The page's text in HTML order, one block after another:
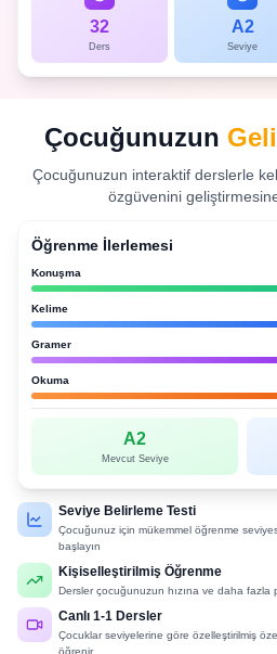
32
Ders
A2
Seviye
Çocuğunuzun
Çocuğunuzun interaktif derslerle
özgüvenini
Öğrenme İlerlemesi
Konuşma
Kelime
Gramer
Okuma
A2
Mevcut Seviye
Seviye Belirleme Testi
Çocuğunuz için mükemmel öğrenme
başlayın
Kişiselleştirilmiş Öğrenme
Dersler çocuğunuzun hızına ve daha
Canlı 1-1 Dersler
Çocuklar seviyelerine göre özelleştirilmiş
öğrenir